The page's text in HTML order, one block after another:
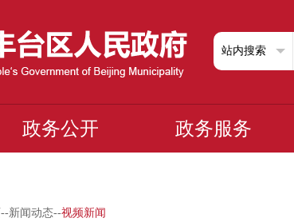
政务公开 政务服务
--新闻动态--视频新闻